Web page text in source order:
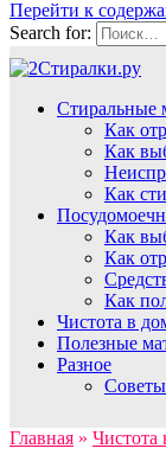
Перейти к
Search for:
Как
Как
Как
Как
Как
Как
Чистота в
Полезные
Разное
Советы
Главная » Чистота